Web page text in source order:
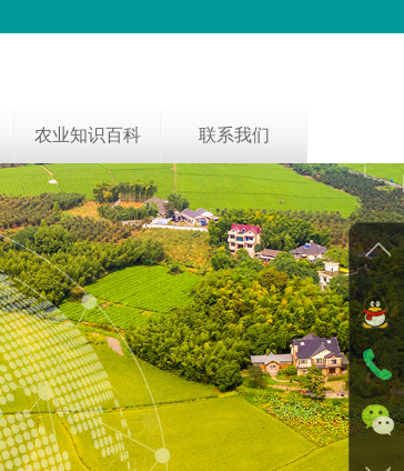
农业知识百科 联系我们